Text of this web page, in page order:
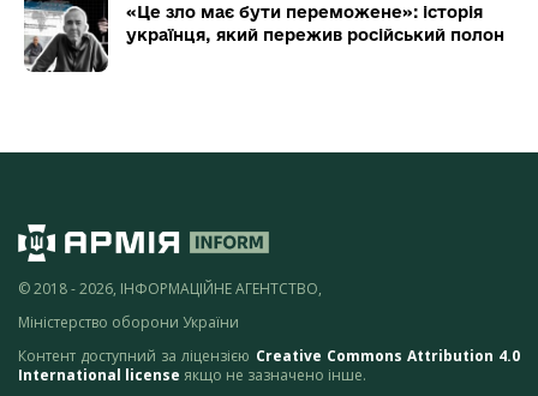
«Це зло має бути переможене»: історія
українця, який пережив російський полон
© 2018 - 2026, ІНФОРМАЦІЙНЕ АГЕНТСТВО,
Міністерство оборони України
Контент доступний за ліцензією Creative Commons Attribution 4.0
International license якщо не зазначено інше.